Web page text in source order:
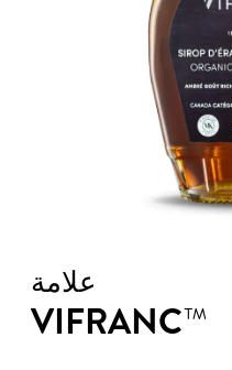
علامة
VIFRANC™